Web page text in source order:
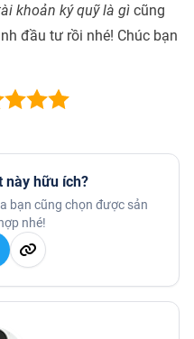
khoản ký quỹ là gì cũng
đầu tư rồi nhé! Chúc bạn
này hữu ích?
bạn cũng chọn được sản
nhé!